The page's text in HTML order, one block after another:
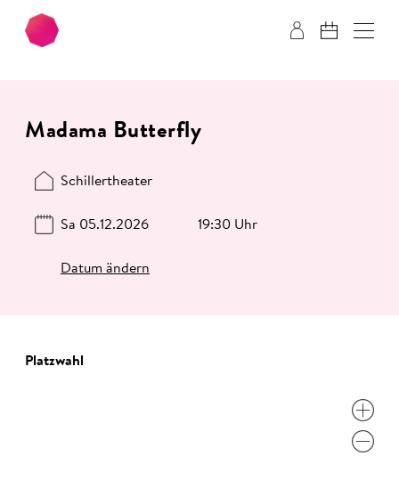
Zum Hauptinhalt springen Zum Footer springen
Madama Butterfly
Schillertheater
Sa 05.12.2026 19:30 Uhr
Datum ändern
Platzwahl